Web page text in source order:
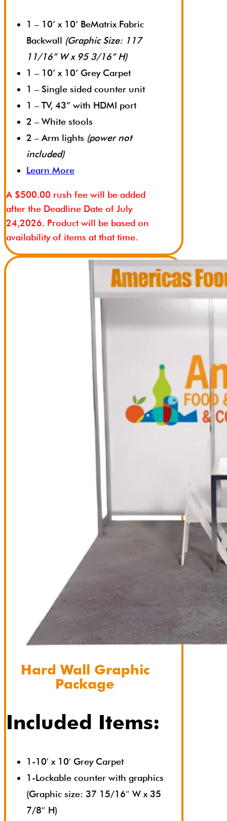
1 – 10’ x 10’ BeMatrix Fabric
Backwall (Graphic Size: 117
11/16” W x 95 3/16” H)
1 – 10’ x 10’ Grey Carpet
1 – Single sided counter unit
1 – TV, 43” with HDMI port
2 – White stools
2 – Arm lights (power not
included)
Learn More
A $500.00 rush fee will be added
after the Deadline Date of July
24,2026. Product will be based on
availability of items at that time.
Hard Wall Graphic
Package
Included Items:
1-10′ x 10′ Grey Carpet
1-Lockable counter with graphics
(Graphic size: 37 15/16″ W x 35
7/8″ H)